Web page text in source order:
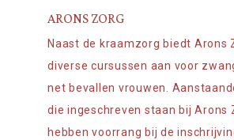
ARONS ZORG
Naast de kraamzorg biedt Arons
diverse cursussen aan voor
net bevallen vrouwen.
die ingeschreven staan bij Arons
hebben voorrang bij de